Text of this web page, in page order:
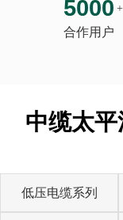
5000 +
合作用户
中缆太
低压电缆系列